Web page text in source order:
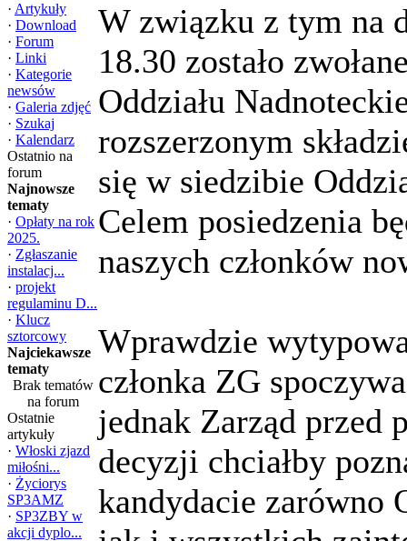
· Artykuły
· Download
· Forum
· Linki
· Kategorie
newsów
· Galeria zdjęć
· Szukaj
· Kalendarz
Ostatnio na
forum
Najnowsze
tematy
· Opłaty na rok
2025.
· Zgłaszanie
instalacj...
· projekt
regulaminu D...
· Klucz
sztorcowy
Najciekawsze
tematy
Brak tematów
na forum
Ostatnie
artykuły
· Włoski zjazd
miłośni...
· Życiorys
SP3AMZ
· SP3ZBY w
akcji dyplo...
W związku z tym na
18.30 zostało
Oddziału
rozszerzonym
się w siedzibie
Celem posiedzenia
naszych członków
Wprawdzie
członka ZG
jednak Zarząd przed
decyzji chciałby
kandydacie zarówno